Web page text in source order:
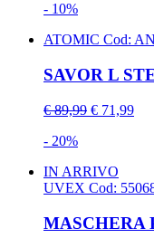
- 10%
ATOMIC Cod:
SAVOR L
€ 89,99 € 71,99
- 20%
IN ARRIVO
UVEX Cod:
MASCHERA